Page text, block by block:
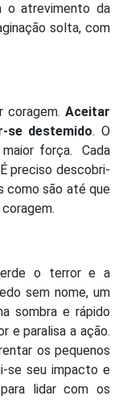
o atrevimento da
solta, com
coragem. Aceitar
se destemido. O
força. Cada
preciso descobri-
como são até que
o terror e a
sem nome, um
sombra e rápido
e paralisa a ação.
os pequenos
se seu impacto e
lidar com os